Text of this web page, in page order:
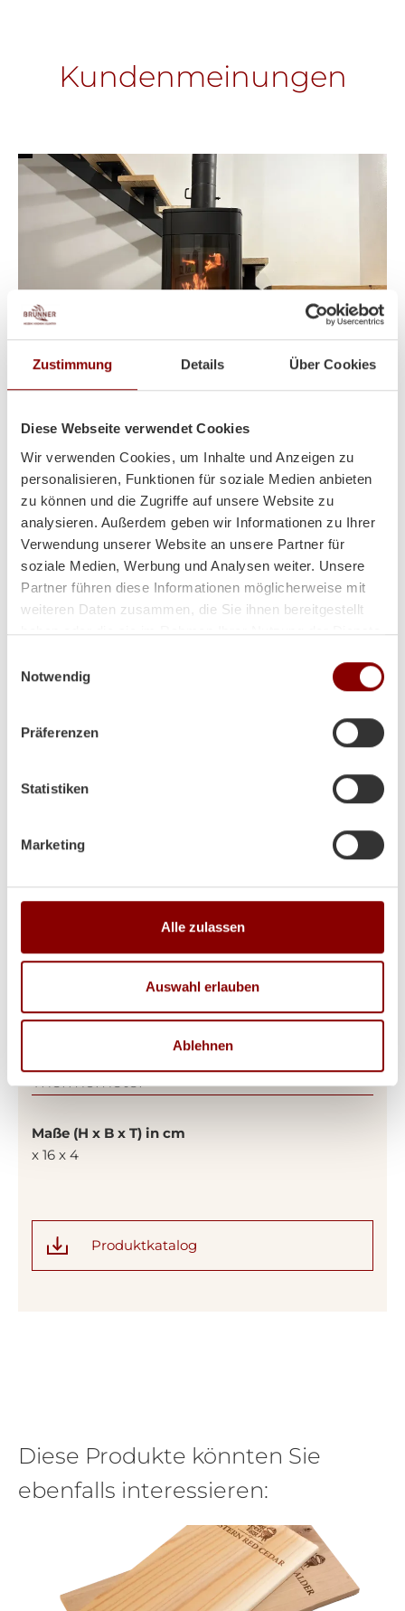
Zustimmung Details Über Cookies
Diese Webseite verwendet Cookies
Wir verwenden Cookies, um Inhalte und Anzeigen zu
personalisieren, Funktionen für soziale Medien anbieten
zu können und die Zugriffe auf unsere Website zu
analysieren. Außerdem geben wir Informationen zu Ihrer
Verwendung unserer Website an unsere Partner für
soziale Medien, Werbung und Analysen weiter. Unsere
Partner führen diese Informationen möglicherweise mit
weiteren Daten zusammen, die Sie ihnen bereitgestellt
haben oder die sie im Rahmen Ihrer Nutzung der Dienste
Notwendig
Präferenzen
Statistiken
Marketing
Alle zulassen
Auswahl erlauben
Ablehnen
Kundenmeinungen
Heizt super und sieht auch
noch toll dabei aus!
Hallo Herr Brunner
ich hoffe es geht Ihnen gut!
Der Ofen steht und es wurde schon ein paar Abende
so kalt das wir ihn angefeuert haben!
Herzliche Grüße aus Volos (GR)
Produktdetails
Zubehör Big Green Egg Quick-Read
Thermometer
Maße (H x B x T) in cm
x 16 x 4
Produktkatalog
Diese Produkte könnten Sie
ebenfalls interessieren: